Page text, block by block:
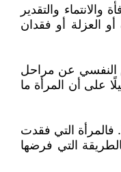
والتقدير
العزلة أو فقدان
النفسي عن مراحل
على أن المرأة ما
التي فقدت
التي فرضها